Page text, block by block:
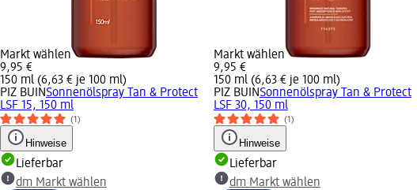
Markt wählen
9,95 €
150 ml (6,63 € je 100 ml)
PIZ BUINSonnenölspray Tan & Protect
LSF 15, 150 ml
(1)
Hinweise
Lieferbar
dm Markt wählen
Markt wählen
9,95 €
150 ml (6,63 € je 100 ml)
PIZ BUINSonnenölspray Tan & Protect
LSF 30, 150 ml
(1)
Hinweise
Lieferbar
dm Markt wählen